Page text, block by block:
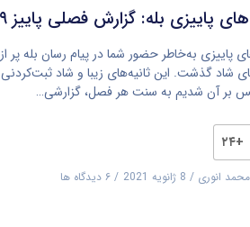
پاییزی بله: گزارش فصلی پاییز ۹۹
پاییزی به‌خاطر حضور شما در پیام رسان بله پر از
شاد گذشت. این ثانیه‌های زیبا و شاد ثبت‌کردنی
بر آن شدیم به سنت هر فصل، گزارشی…
+۲۴
محمد انوری 8 ژانویه 2021 ۶ دیدگاه ها